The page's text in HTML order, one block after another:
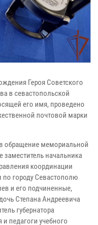
Героя Советского
в севастопольской
его имя, проведено
почтовой марки
обращение мемориальной
заместитель начальника
координации
по городу Севастополю
и его подчиненные,
Степана Андреевича
губернатора
педагоги учебного